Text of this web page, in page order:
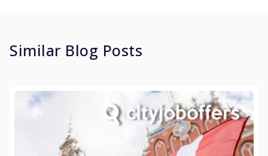
Similar Blog Posts